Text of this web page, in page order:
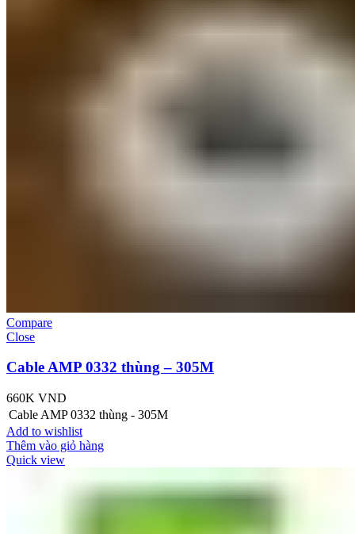
Compare
Close
Cable AMP 0332 thùng – 305M
660K VND
Cable AMP 0332 thùng - 305M
Add to wishlist
Thêm vào giỏ hàng
Quick view